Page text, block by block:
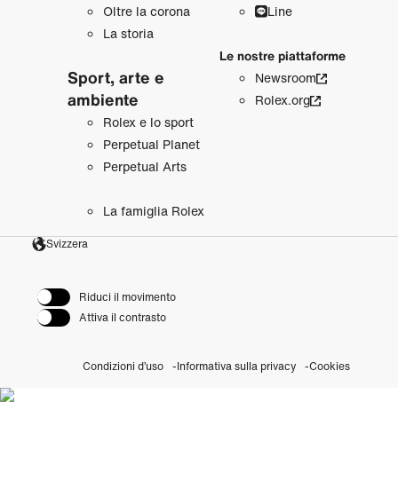
Oltre la corona
La storia
Sport, arte e
ambiente
Rolex e lo sport
Perpetual Planet
Perpetual Arts
La famiglia Rolex
Line
Le nostre piattaforme
Newsroom
Rolex.org
Svizzera
Riduci il movimento
Attiva il contrasto
Condizioni d’uso Informativa sulla privacy Cookies